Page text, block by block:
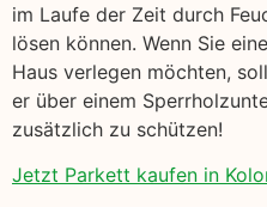
im Laufe der Zeit durch
lösen können. Wenn Sie
Haus verlegen möchten,
er über einem
zusätzlich zu schützen!
Jetzt Parkett kaufen in